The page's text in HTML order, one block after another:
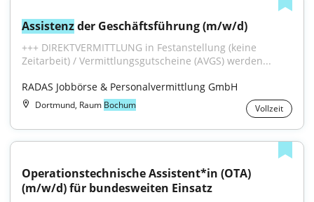
Assistenz der Geschäftsführung (m/w/d)
+++ DIREKTVERMITTLUNG in Festanstellung (keine
Zeitarbeit) / Vermittlungsgutscheine (AVGS) werden...
RADAS Jobbörse & Personalvermittlung GmbH
Dortmund, Raum Bochum Vollzeit
Operationstechnische Assistent*in (OTA)
(m/w/d) für bundesweiten Einsatz